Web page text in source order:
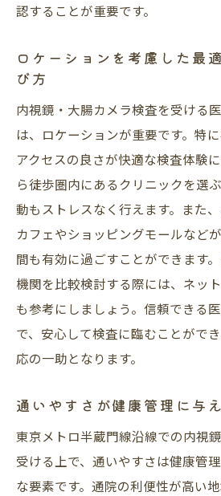
認することが重要です。
ロケーションを考慮した最
び方
内視鏡・大腸カメラ検査を受ける
は、ロケーションが重要です。特に
アクセスの良さが快適な検査体験
ら徒歩圏内にあるクリニックを選
動もストレスなく行えます。また
カフェやショッピングモールなど
間も有効に過ごすことができます
機関を比較検討する際には、ネッ
も参考にしましょう。信頼できる
で、安心して検査に臨むことがで
応の一助となります。
通いやすさが健康管理に与
東京メトロ半蔵門線沿線での内視
受ける上で、通いやすさは健康管
な要素です。通院の利便性が高い